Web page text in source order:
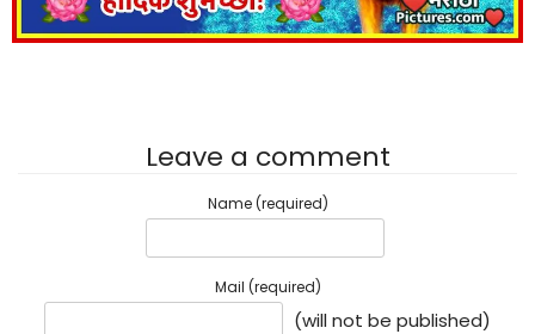
Leave a comment
Name (required)
Mail (required)
(will not be published)